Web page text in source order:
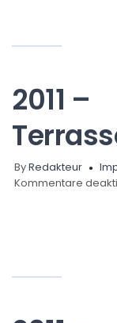
2011 –
ByRedakteur
Kommentare